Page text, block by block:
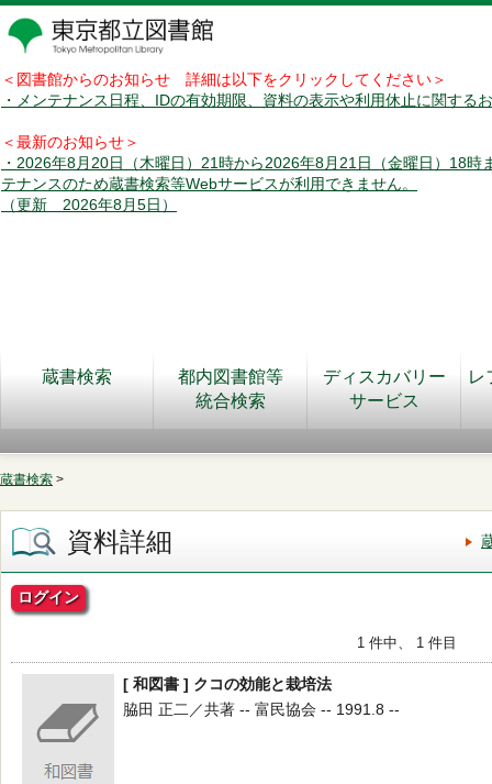
＜図書館からのお知らせ 詳細は以下をクリックしてください＞
・メンテナンス日程、IDの有効期限、資料の表示や利用休止に関する
＜最新のお知らせ＞
・2026年8月20日（木曜日）21時から2026年8月21日（金曜日）18時
テナンスのため蔵書検索等Webサービスが利用できません。
（更新 2026年8月5日）
蔵書検索
都内図書館等
統合検索
ディスカバリー
サービス
レ
蔵書検索 >
資料詳細
ログイン
1 件中、 1 件目
[ 和図書 ] クコの効能と栽培法
脇田 正二／共著 -- 富民協会 -- 1991.8 --